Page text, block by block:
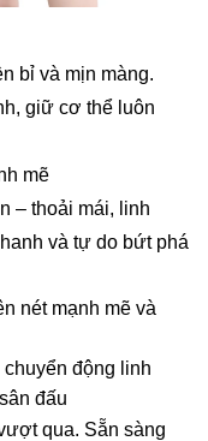
bỉ và mịn màng.
giữ cơ thể luôn
mẽ
– thoải mái, linh
và tự do bứt phá
nét mạnh mẽ và
động linh
đấu
qua. Sẵn sàng